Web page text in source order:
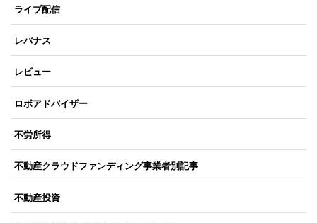
ライブ配信
レバナス
レビュー
ロボアドバイザー
不労所得
不動産クラウドファンディング事業者別記事
不動産投資